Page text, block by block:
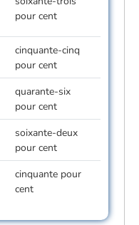
pour cent
cinquante-cinq
pour cent
quarante-six
pour cent
soixante-deux
pour cent
cinquante pour
cent